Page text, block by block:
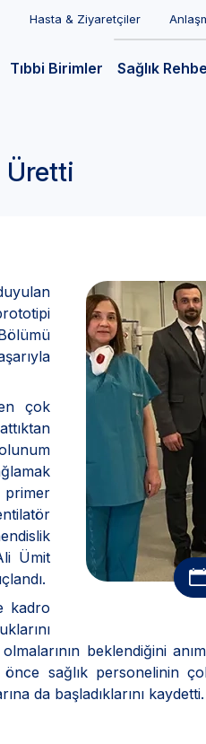
Hasta & Ziyaretçiler
Tıbbi Birimler Sağlık
Üretti
çok
primer
Ümit
kadro
beklendiğini
sağlık personelinin
da başladıklarını kaydetti.